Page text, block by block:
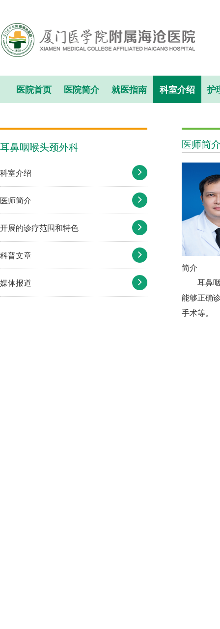
医院首页 医院简介 就医指南 科室介绍 护
医师简
简介
耳鼻
能够正确
手术等。
耳鼻咽喉头颈外科
科室介绍
医师简介
开展的诊疗范围和特色
科普文章
媒体报道